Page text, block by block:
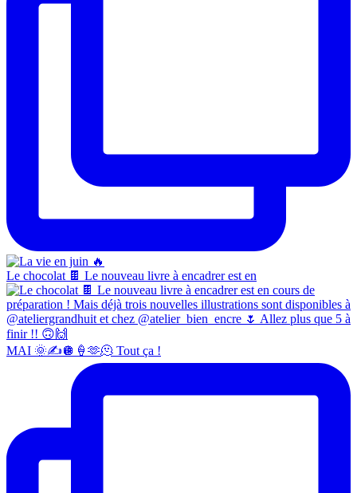
Le chocolat 🍫 Le nouveau livre à encadrer est en
MAI 🌞✍️🪩🍦🫶🫠 Tout ça !